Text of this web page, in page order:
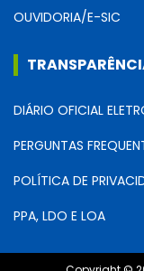
OUVIDORIA/E-SIC
DIÁRIO OFICIAL
PERGUNTAS
POLÍTICA DE
PPA, LDO E LOA